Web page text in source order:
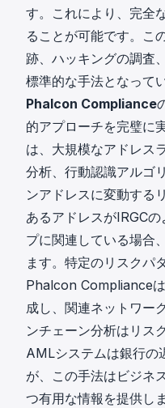
す。これにより、完全
ることが可能です。こ
跡、ハッキングの調査
標準的な手法となって
Phalcon Compliance
的アプローチを完璧に
は、大規模なアドレス
分析、行動認識アルゴ
ンアドレスに変動する
あるアドレスがIRGC
プに関連している場合
ます。特定のリスクパ
Phalcon Compliance
成し、関連ネットワー
ンチェーン分析はリス
AMLシステムは銀行の
が、この手法はビジネ
つ有用な情報を提供しま